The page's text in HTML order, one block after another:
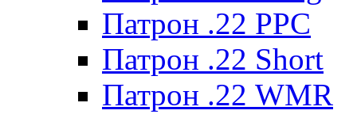
Патрон .22 PPC
Патрон .22 Short
Патрон .22 WMR